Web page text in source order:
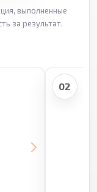
выполненные
за результат.
02